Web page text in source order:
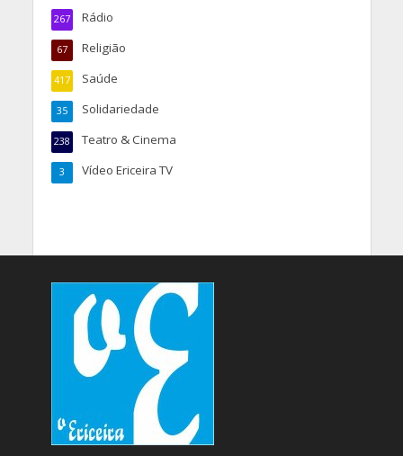
Rádio
267
Religião
67
Saúde
417
Solidariedade
35
Teatro & Cinema
238
Vídeo Ericeira TV
3